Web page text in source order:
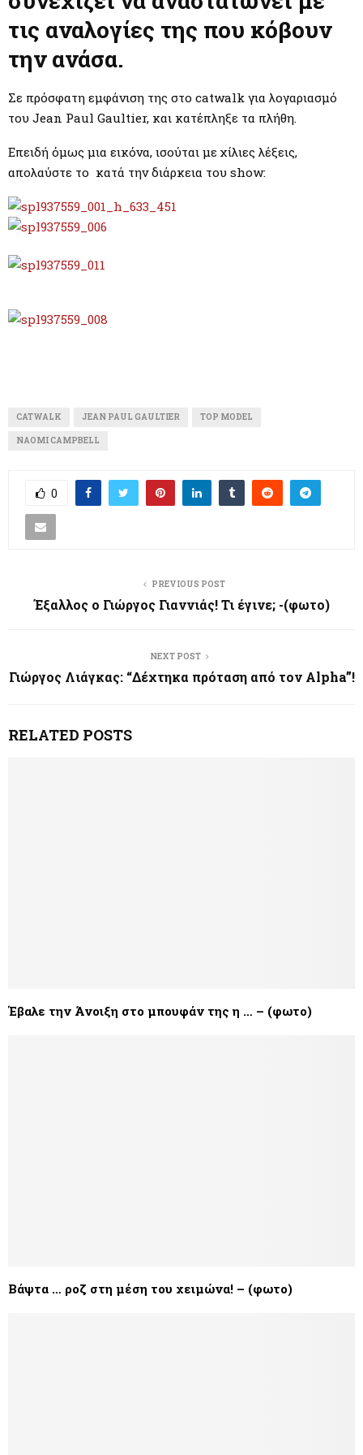
E
N
τις αναλογίες της που κόβουν
την ανάσα.
Σε πρόσφατη εμφάνιση της στο catwalk για λογαριασμό
του Jean Paul Gaultier, και κατέπληξε τα πλήθη.
Επειδή όμως μια εικόνα, ισούται με χίλιες λέξεις,
απολαύστε το κατά την διάρκεια του show:
CATWALK JEAN PAUL GAULTIER TOP MODEL
ΝAOMI CAMPBELL
0
PREVIOUS POST
Έξαλλος ο Γιώργος Γιαννιάς! Τι έγινε; -(φωτο)
NEXT POST
Γιώργος Λιάγκας: “Δέχτηκα πρόταση από τον Alpha”!
RELATED POSTS
Έβαλε την Άνοιξη στο μπουφάν της η … – (φωτο)
Βάψτα … ροζ στη μέση του χειμώνα! – (φωτο)